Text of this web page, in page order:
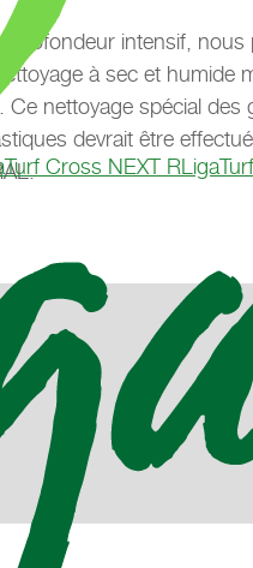
Cross NEXT R
profondeur intensif,
à sec et humide
Ce nettoyage spécial des
devrait être